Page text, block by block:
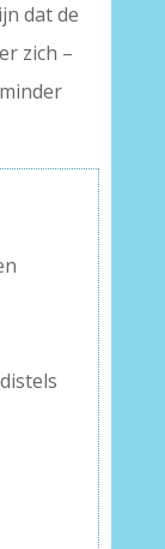
dat de
zich –